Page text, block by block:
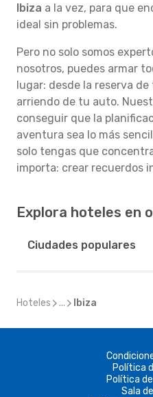
Ibiza a la vez, para que
ideal sin problemas.
Pero no solo somos
nosotros, puedes armar
lugar: desde la reserva
arriendo de tu auto.
conseguir que la
aventura sea lo más
solo tengas que
importa: crear recuerdos
Explora hoteles en
Ciudades populares
Hoteles ... Ibiza
Política
Política
Sala